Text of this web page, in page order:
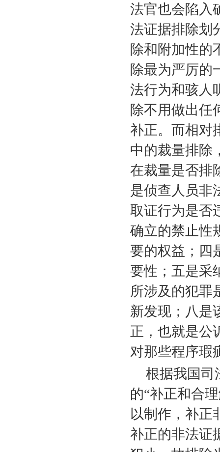
法官也会陷入
法证据排除划
除和附加性的
除最为严厉的
法行为和骇人
除不用做出任
补正。而相对
中的裁量排除
在裁量是否排
是侦查人员非
取证行为是否
确立的禁止性
要的权益；四
要性；五是采
所涉及的犯罪
新发现；八是
正，也就是公
对那些程序
根据我国司
的“补正和合
以制作，补正
补正的非法证